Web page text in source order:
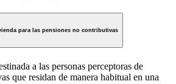
para las pensiones no contributivas
a las personas perceptoras de
que residan de manera habitual en una